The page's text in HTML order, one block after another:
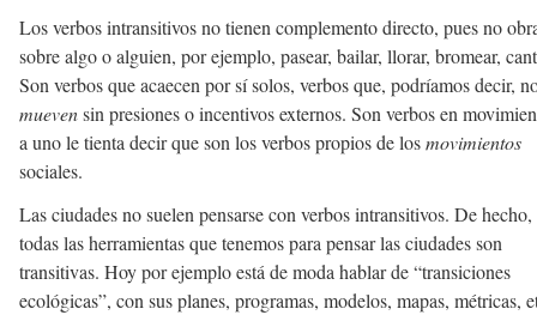
Los verbos intransitivos no tienen complemento directo, pues no
sobre algo o alguien, por ejemplo, pasear, bailar, llorar, bromear,
Son verbos que acaecen por sí solos, verbos que, podríamos decir,
muevensin presiones o incentivos externos. Son verbos en
a uno le tienta decir que son los verbos propios de losmovimientos
sociales.
Las ciudades no suelen pensarse con verbos intransitivos. De hecho,
todas las herramientas que tenemos para pensar las ciudades son
transitivas. Hoy por ejemplo está de moda hablar de “transiciones
ecológicas”, con sus planes, programas, modelos, mapas, métricas,